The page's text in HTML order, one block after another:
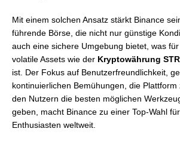
Mit einem solchen Ansatz stärkt Binance
führende Börse, die nicht nur günstige
auch eine sichere Umgebung bietet, was
volatile Assets wie der Kryptowährung
ist. Der Fokus auf Benutzerfreundlichkeit,
kontinuierlichen Bemühungen, die
den Nutzern die besten möglichen
geben, macht Binance zu einer Top-Wahl
Enthusiasten weltweit.